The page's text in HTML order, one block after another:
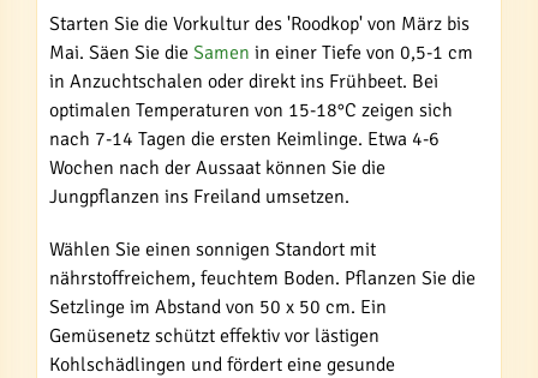
Starten Sie die Vorkultur des 'Roodkop' von März bis
Mai. Säen Sie die Samen in einer Tiefe von 0,5-1 cm
in Anzuchtschalen oder direkt ins Frühbeet. Bei
optimalen Temperaturen von 15-18°C zeigen sich
nach 7-14 Tagen die ersten Keimlinge. Etwa 4-6
Wochen nach der Aussaat können Sie die
Jungpflanzen ins Freiland umsetzen.
Wählen Sie einen sonnigen Standort mit
nährstoffreichem, feuchtem Boden. Pflanzen Sie die
Setzlinge im Abstand von 50 x 50 cm. Ein
Gemüsenetz schützt effektiv vor lästigen
Kohlschädlingen und fördert eine gesunde